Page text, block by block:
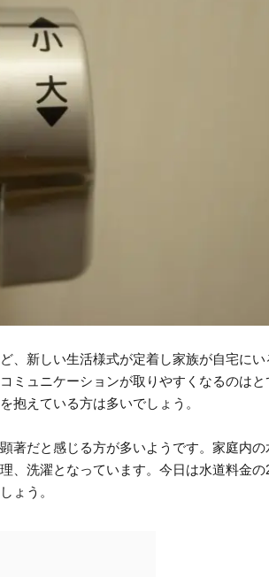
、新しい生活様式が定着し家族が自宅にい
ミュニケーションが取りやすくなるのは
抱えている方は多いでしょう。
著だと感じる方が多いようです。家庭内
、洗濯となっています。今日は水道料金の
ょう。